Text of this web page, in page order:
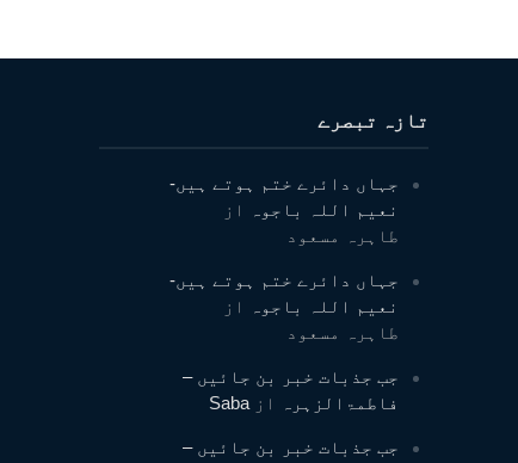
تازہ تبصرے
جہاں دائرے ختم ہوتے ہیں-
نعیم اللہ باجوہ
از
طاہرہ مسعود
جہاں دائرے ختم ہوتے ہیں-
نعیم اللہ باجوہ
از
طاہرہ مسعود
جب جذبات خبر بن جائیں –
فاطمۃالزہرہ
ازSaba
جب جذبات خبر بن جائیں –